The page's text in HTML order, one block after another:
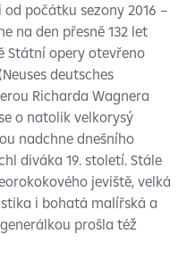
počátku sezony 2016 –
na den přesně 132 let
Státní opery otevřeno
deutsches
Richarda Wagnera
o natolik velkorysý
nadchne dnešního
diváka 19. století. Stále
jeviště, velká
i bohatá malířská a
prošla též